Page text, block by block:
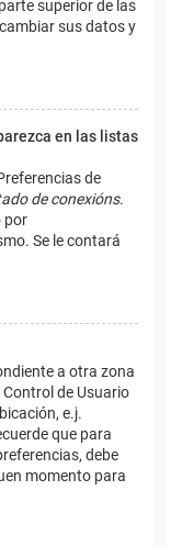
superior de las
sus datos y
en las listas
de
de conexións.
por
Se le contará
a otra zona
Control de Usuario
e.j.
que para
debe
momento para